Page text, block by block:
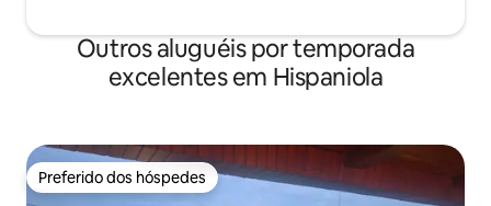
Outros aluguéis por temporada
excelentes em Hispaniola
Preferido dos hóspedes
Preferido dos hóspedes